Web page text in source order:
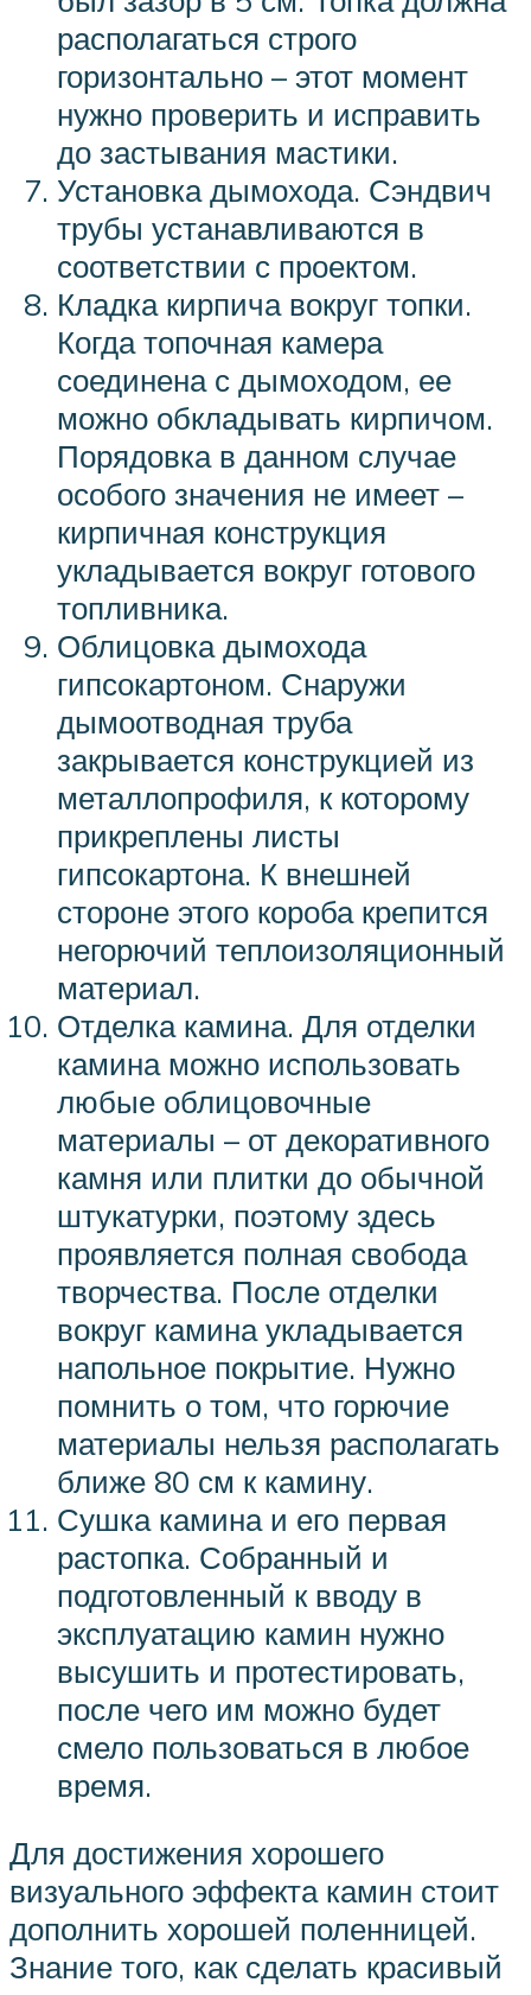
располагаться строго
горизонтально – этот момент
нужно проверить и исправить
до застывания мастики.
Установка дымохода. Сэндвич
трубы устанавливаются в
соответствии с проектом.
Кладка кирпича вокруг топки.
Когда топочная камера
соединена с дымоходом, ее
можно обкладывать кирпичом.
Порядовка в данном случае
особого значения не имеет –
кирпичная конструкция
укладывается вокруг готового
топливника.
Облицовка дымохода
гипсокартоном. Снаружи
дымоотводная труба
закрывается конструкцией из
металлопрофиля, к которому
прикреплены листы
гипсокартона. К внешней
стороне этого короба крепится
негорючий теплоизоляционный
материал.
Отделка камина. Для отделки
камина можно использовать
любые облицовочные
материалы – от декоративного
камня или плитки до обычной
штукатурки, поэтому здесь
проявляется полная свобода
творчества. После отделки
вокруг камина укладывается
напольное покрытие. Нужно
помнить о том, что горючие
материалы нельзя располагать
ближе 80 см к камину.
Сушка камина и его первая
растопка. Собранный и
подготовленный к вводу в
эксплуатацию камин нужно
высушить и протестировать,
после чего им можно будет
смело пользоваться в любое
время.
Для достижения хорошего
визуального эффекта камин стоит
дополнить хорошей поленницей.
Знание того, как сделать красивый